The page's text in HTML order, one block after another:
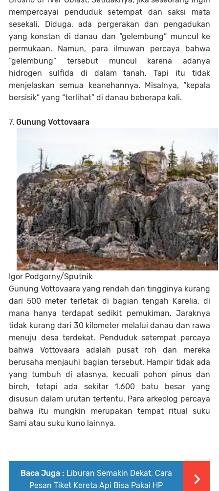
mempercayai penduduk setempat dan saksi mata
sesekali. Diduga, ada pergerakan dan pengadukan
yang konstan di danau dan “gelembung” muncul ke
permukaan. Namun, para ilmuwan percaya bahwa
“gelembung” tersebut muncul karena adanya
hidrogen sulfida di dalam tanah. Tapi itu tidak
menjelaskan semua keanehannya. Misalnya, “kepala
bersisik” yang “terlihat” di danau beberapa kali.
7. Gunung Vottovaara
Igor Podgorny/Sputnik
Gunung Vottovaara yang rendah dan tingginya kurang
dari 500 meter terletak di bagian tengah Karelia, di
mana hanya terdapat sedikit pemukiman. Jaraknya
tidak kurang dari 30 kilometer melalui danau dan rawa
menuju desa terdekat. Penduduk setempat percaya
bahwa Vottovaara adalah pusat roh dan mereka
berusaha menjauhi bagian tersebut. Hampir tidak ada
yang tumbuh di atasnya, kecuali pohon pinus dan
birch, tetapi ada sekitar 1.600 batu besar yang
disusun dalam urutan tertentu. Para arkeolog percaya
bahwa itu mungkin merupakan tempat ritual suku
Sami atau suku kuno lainnya.
Baca Juga : Liburan Semakin Dekat, Cara
Pesan Tiket Kereta Api Bisa Pakai HP